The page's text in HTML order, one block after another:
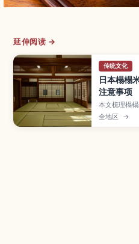
延伸阅读 →
传统文化
日本榻榻
注意事项
本文梳理榻
包、拍照与
全地区 →